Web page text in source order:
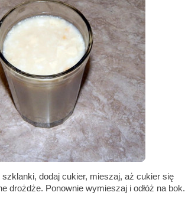
szklanki, dodaj cukier, mieszaj, aż cukier się
drożdże. Ponownie wymieszaj i odłóż na bok.